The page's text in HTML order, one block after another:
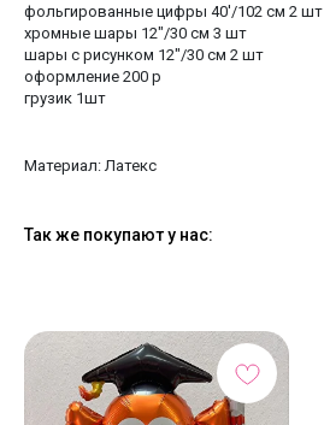
фольгированные цифры 40'/102 см 2 шт
хромные шары 12"/30 см 3 шт
шары с рисунком 12"/30 см 2 шт
оформление 200 р
грузик 1шт
Материал: Латекс
Так же покупают у нас: